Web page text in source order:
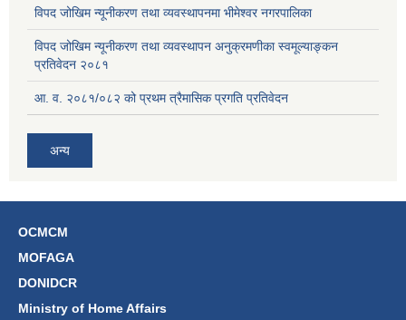
विपद जोखिम न्यूनीकरण तथा व्यवस्थापनमा भीमेश्वर नगरपालिका
विपद जोखिम न्यूनीकरण तथा व्यवस्थापन अनुक्रमणीका स्वमूल्याङ्कन
प्रतिवेदन २०८१
आ. व. २०८१/०८२ को प्रथम त्रैमासिक प्रगति प्रतिवेदन
अन्य
OCMCM
MOFAGA
DONIDCR
Ministry of Home Affairs